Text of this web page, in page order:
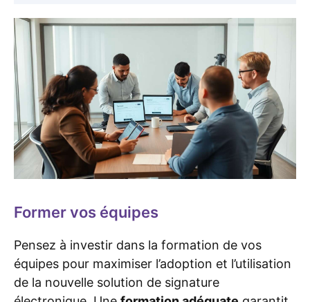
Former vos équipes
Pensez à investir dans la formation de vos
équipes pour maximiser l’adoption et l’utilisation
de la nouvelle solution de signature